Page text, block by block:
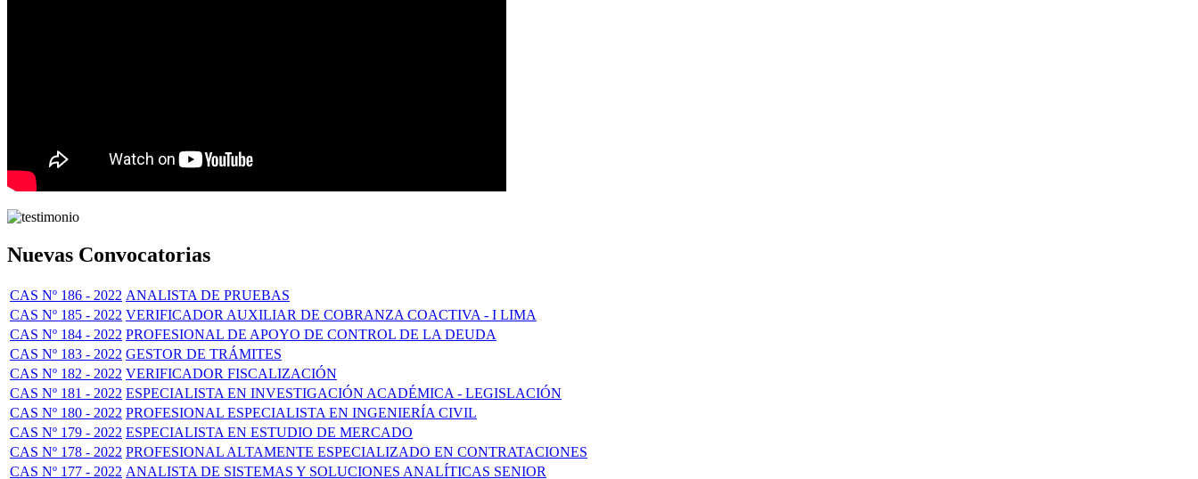
Nuevas Convocatorias
CAS Nº 186 - 2022 ANALISTA DE PRUEBAS
CAS Nº 185 - 2022 VERIFICADOR AUXILIAR DE COBRANZA COACTIVA - I LIMA
CAS Nº 184 - 2022 PROFESIONAL DE APOYO DE CONTROL DE LA DEUDA
CAS Nº 183 - 2022 GESTOR DE TRÁMITES
CAS Nº 182 - 2022 VERIFICADOR FISCALIZACIÓN
CAS Nº 181 - 2022 ESPECIALISTA EN INVESTIGACIÓN ACADÉMICA - LEGISLACIÓN
CAS Nº 180 - 2022 PROFESIONAL ESPECIALISTA EN INGENIERÍA CIVIL
CAS Nº 179 - 2022 ESPECIALISTA EN ESTUDIO DE MERCADO
CAS Nº 178 - 2022 PROFESIONAL ALTAMENTE ESPECIALIZADO EN CONTRATACIONES
CAS Nº 177 - 2022 ANALISTA DE SISTEMAS Y SOLUCIONES ANALÍTICAS SENIOR